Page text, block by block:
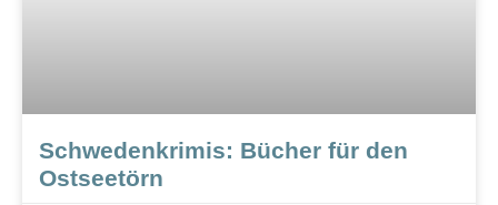
Schwedenkrimis: Bücher für den
Ostseetörn